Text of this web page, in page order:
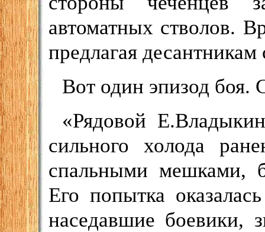
автоматных стволов.
предлагая
Вот один эпизод боя.
«Рядовой
сильного холода
спальными мешками,
Его попытка
наседавшие боевики,